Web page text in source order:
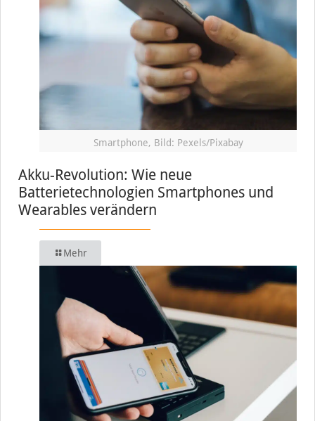
Smartphone, Bild: Pexels/Pixabay
Akku-Revolution: Wie neue
Batterietechnologien Smartphones und
Wearables verändern
Mehr